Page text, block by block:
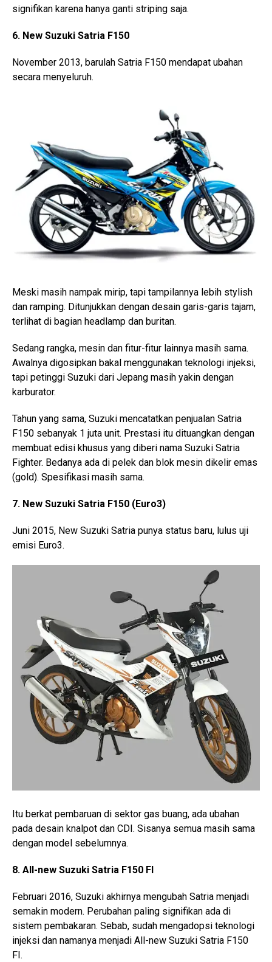
signifikan karena hanya ganti striping saja.
6. New Suzuki Satria F150
November 2013, barulah Satria F150 mendapat ubahan
secara menyeluruh.
Meski masih nampak mirip, tapi tampilannya lebih stylish
dan ramping. Ditunjukkan dengan desain garis-garis tajam,
terlihat di bagian headlamp dan buritan.
Sedang rangka, mesin dan fitur-fitur lainnya masih sama.
Awalnya digosipkan bakal menggunakan teknologi injeksi,
tapi petinggi Suzuki dari Jepang masih yakin dengan
karburator.
Tahun yang sama, Suzuki mencatatkan penjualan Satria
F150 sebanyak 1 juta unit. Prestasi itu dituangkan dengan
membuat edisi khusus yang diberi nama Suzuki Satria
Fighter. Bedanya ada di pelek dan blok mesin dikelir emas
(gold). Spesifikasi masih sama.
7. New Suzuki Satria F150 (Euro3)
Juni 2015, New Suzuki Satria punya status baru, lulus uji
emisi Euro3.
Itu berkat pembaruan di sektor gas buang, ada ubahan
pada desain knalpot dan CDI. Sisanya semua masih sama
dengan model sebelumnya.
8. All-new Suzuki Satria F150 FI
Februari 2016, Suzuki akhirnya mengubah Satria menjadi
semakin modern. Perubahan paling signifikan ada di
sistem pembakaran. Sebab, sudah mengadopsi teknologi
injeksi dan namanya menjadi All-new Suzuki Satria F150
FI.